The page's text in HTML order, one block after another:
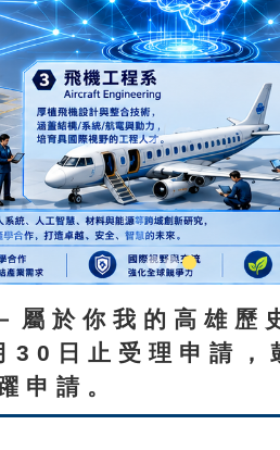
屬於你我的高雄歷
日止受理申請，
申請。